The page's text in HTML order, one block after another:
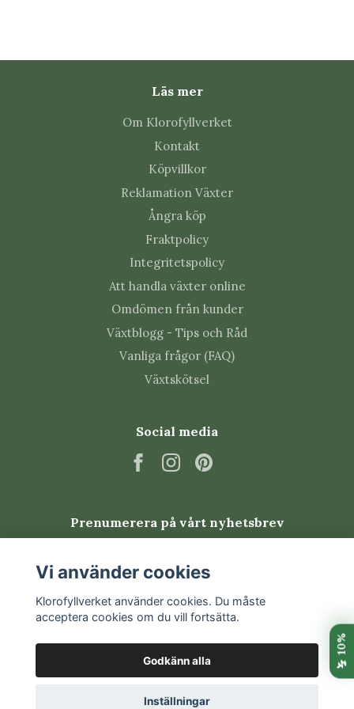
av växten. Kontrollera fästet ibland och flytta figuren
Läs mer
Om Klorofyllverket
Kontakt
Köpvillkor
Reklamation Växter
Ångra köp
Fraktpolicy
Integritetspolicy
Att handla växter online
Omdömen från kunder
Växtblogg - Tips och Råd
Vanliga frågor (FAQ)
Växtskötsel
Social media
Prenumerera på vårt nyhetsbrev
Vi använder cookies
Klorofyllverket använder cookies. Du måste
acceptera cookies om du vill fortsätta.
Godkänn alla
Inställningar